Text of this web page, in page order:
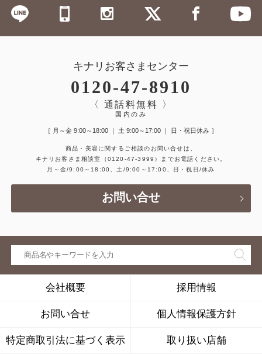
キナリお客さまセンター
0120-47-8910
〈 通話料無料 〉
国内のみ
［ 月～金 9:00～18:00 ｜ 土 9:00～17:00 ｜ 日・祝日休み ］
商品・美容に関するご相談のお問い合せは、
キナリお客さま相談室
（0120-47-3999）
までお電話ください。
月～金/9:00～18:00、土/9:00～17:00、日・祝日/休み
お問い合せ
会社概要 採用情報
お問い合せ 個人情報保護方針
特定商取引法に基づく表示 取り扱い店舗